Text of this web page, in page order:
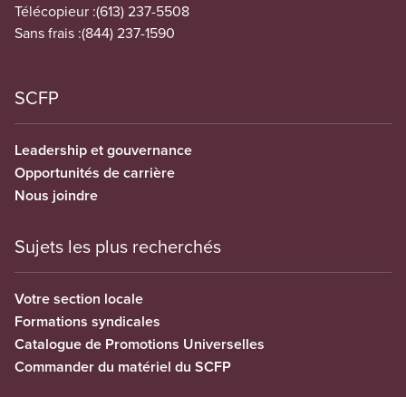
Télécopieur :(613) 237-5508
Sans frais :(844) 237-1590
SCFP
Leadership et gouvernance
Opportunités de carrière
Nous joindre
Sujets les plus recherchés
Votre section locale
Formations syndicales
Catalogue de Promotions Universelles
Commander du matériel du SCFP